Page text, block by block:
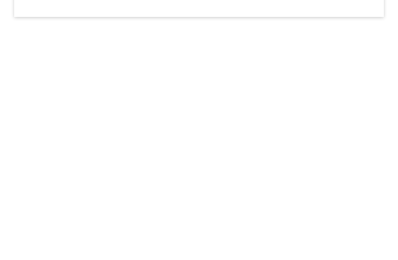
Der Weinbau dominert heute nicht mehr, ist aber integrativer